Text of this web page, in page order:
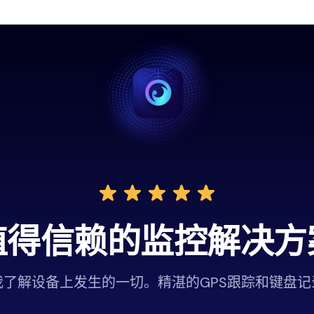
信赖的监控解决
解设备上发生的一切。精湛的GPS跟踪和键盘